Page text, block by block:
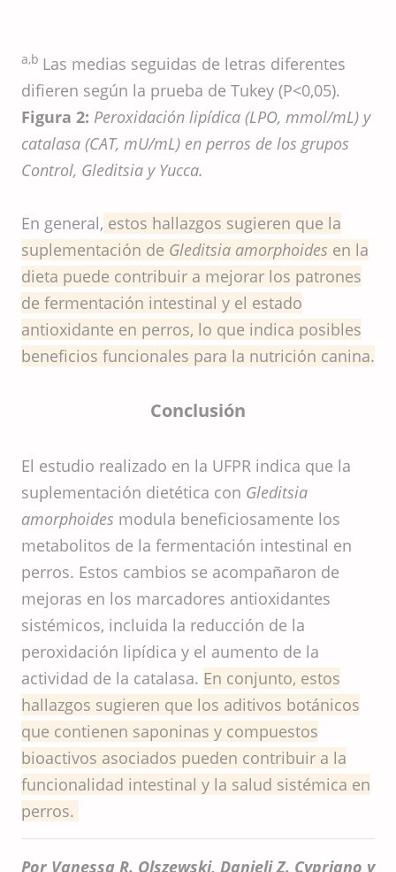
a,b Las medias seguidas de letras diferentes
difieren según la prueba de Tukey (P<0,05).
Figura 2: Peroxidación lipídica (LPO, mmol/mL) y
catalasa (CAT, mU/mL) en perros de los grupos
Control, Gleditsia y Yucca.
En general, estos hallazgos sugieren que la
suplementación de Gleditsia amorphoides en la
dieta puede contribuir a mejorar los patrones
de fermentación intestinal y el estado
antioxidante en perros, lo que indica posibles
beneficios funcionales para la nutrición canina.
Conclusión
El estudio realizado en la UFPR indica que la
suplementación dietética con Gleditsia
amorphoides modula beneficiosamente los
metabolitos de la fermentación intestinal en
perros. Estos cambios se acompañaron de
mejoras en los marcadores antioxidantes
sistémicos, incluida la reducción de la
peroxidación lipídica y el aumento de la
actividad de la catalasa. En conjunto, estos
hallazgos sugieren que los aditivos botánicos
que contienen saponinas y compuestos
bioactivos asociados pueden contribuir a la
funcionalidad intestinal y la salud sistémica en
perros.
Por Vanessa R. Olszewski, Danieli Z. Cypriano y